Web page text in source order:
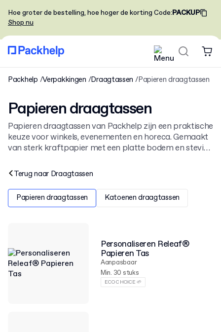
Hoe groter de bestelling, hoe hoger de korting Code:PACKUP
Shop nu
Packhelp Verpakkingen Draagtassen Papieren draagtassen
Papieren draagtassen
Papieren draagtassen van Packhelp zijn een praktische
keuze voor winkels, evenementen en horeca. Gemaakt
van sterk kraftpapier met een platte bodem en stevige
Verken het volledige assortiment
de juiste tas voor jouw merk.
Terug naar Draagtassen
Papieren draagtassen Katoenen draagtassen
Personaliseren Releaf®
Papieren Tas
Aanpasbaar
Min. 30 stuks
ECO CHOICE 🌱